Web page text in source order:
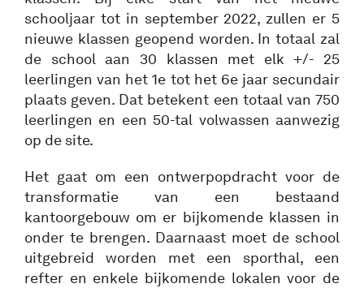
schooljaar tot in september 2022, zullen er 5
nieuwe klassen geopend worden. In totaal zal
de school aan 30 klassen met elk +/- 25
leerlingen van het 1e tot het 6e jaar secundair
plaats geven. Dat betekent een totaal van 750
leerlingen en een 50-tal volwassen aanwezig
op de site.
Het gaat om een ontwerpopdracht voor de
transformatie van een bestaand
kantoorgebouw om er bijkomende klassen in
onder te brengen. Daarnaast moet de school
uitgebreid worden met een sporthal, een
refter en enkele bijkomende lokalen voor de